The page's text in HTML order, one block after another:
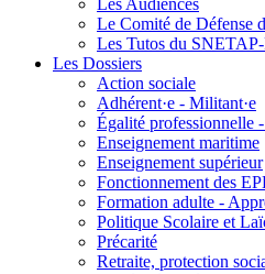
Le Comité de Défense
Les Tutos du
Les Dossiers
Action sociale
Adhérent·e - Militant·e
Égalité professionnelle
Enseignement maritime
Enseignement supérieur
Fonctionnement des
Formation adulte -
Politique Scolaire et
Précarité
Retraite, protection